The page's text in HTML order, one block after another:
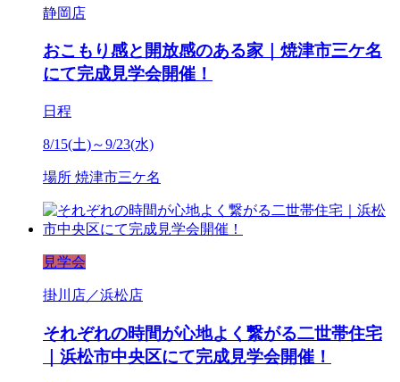
静岡店
おこもり感と開放感のある家｜焼津市三ケ名
にて完成見学会開催！
日程
8/15(土)～9/23(水)
場所 焼津市三ケ名
見学会
掛川店／浜松店
それぞれの時間が心地よく繋がる二世帯住宅
｜浜松市中央区にて完成見学会開催！